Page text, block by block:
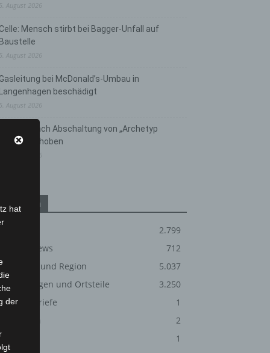
5. August 2026
Celle: Mensch stirbt bei Bagger-Unfall auf
Baustelle
5. August 2026
Gasleitung bei McDonald’s-Umbau in
Langenhagen beschädigt
5. August 2026
Anklage nach Abschaltung von „Archetyp
Market“ erhoben
Kategorien
2.799
Corona-News
712
und Region
5.037
und Ortsteile
3.250
Leserbriefe
1
Menschen
2
Über uns
1
hat
der